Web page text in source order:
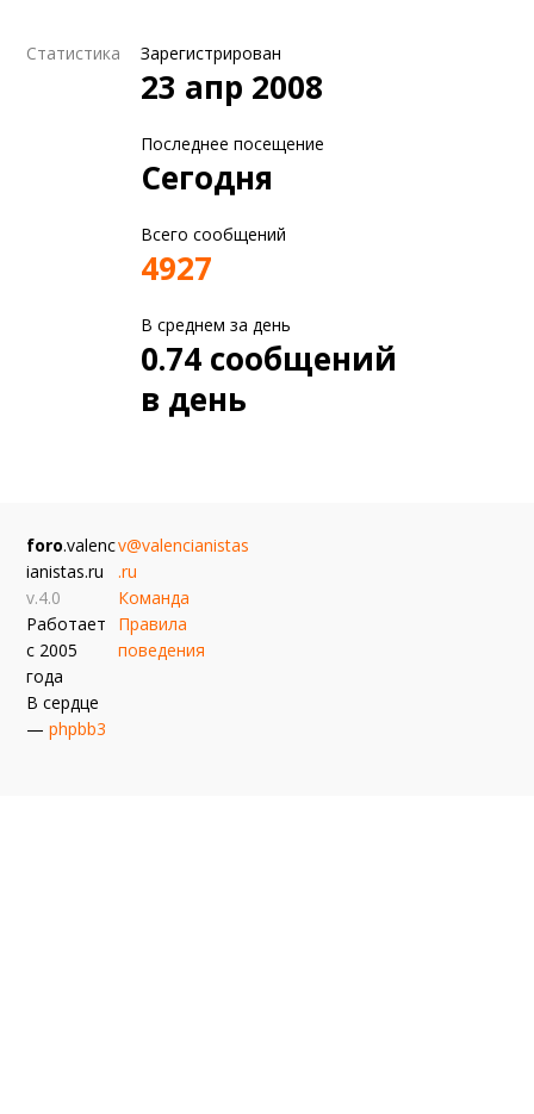
Статистика Зарегистрирован
23 апр 2008
Последнее посещение
Сегодня
Всего сообщений
4927
В среднем за день
0.74 сообщений
в день
foro.valenc
ianistas.ru
v.4.0
Работает
с 2005
года
В сердце
—phpbb3
v@valencianistas
.ru
Команда
Правила
поведения